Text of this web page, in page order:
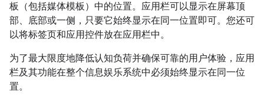
板（包括媒体模板）中的位置。应用栏可以显示在屏幕顶
部、底部或一侧，只要它始终显示在同一位置即可。您还可
以将标签页和应用控件放在应用栏中。
为了最大限度地降低认知负荷并确保可靠的用户体验，应用
栏及其功能在整个信息娱乐系统中必须始终显示在同一位
置。